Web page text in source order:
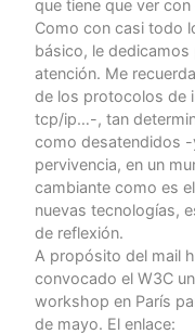
que tiene que ver con
Como con casi todo
básico, le dedicamos
atención. Me
de los protocolos de
tcp/ip…-, tan
como desatendidos
pervivencia, en un
cambiante como es
nuevas tecnologías,
de reflexión.
A propósito del mail
convocado el W3C un
workshop en París
de mayo. El enlace: